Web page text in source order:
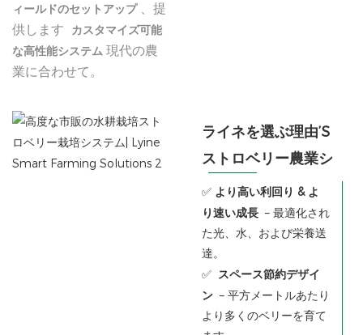
ィールドのセットアップ 、提
供します
カスタマイズ可能
な高性能システム 現代の農
業に合わせて。
ライネを選ぶ理由’S
ストロベリー農業シ
ステム？
✅ より高い利回り & よ
り速い成長 – 最適化され
た光、水、および栄養送
達。
✅ スペース節約デザイ
ン – 平方メートルあたり
より多くのベリーを育て